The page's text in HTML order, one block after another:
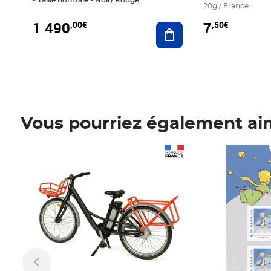
1 490,00€ Ajouter au panier
20g / France
7,50€
Vous pourriez également
Prix 7,50€